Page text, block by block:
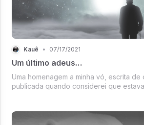
Kauê • 07/17/2021
Um último adeus…
Uma homenagem a minha vó, escrita de
publicada quando considerei que